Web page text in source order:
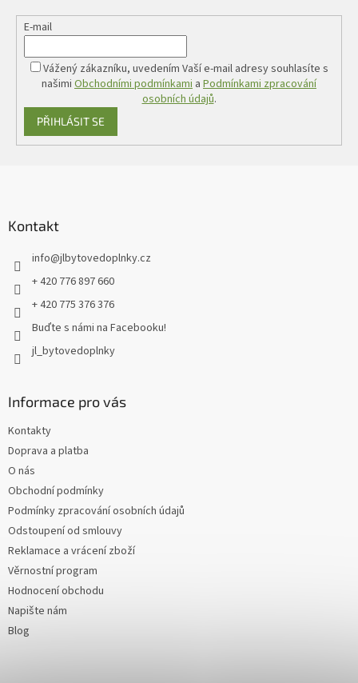
E-mail
Vážený zákazníku, uvedením Vaší e-mail adresy souhlasíte s
našimi Obchodními podmínkami a Podmínkami zpracování
osobních údajů.
PŘIHLÁSIT SE
Kontakt
info@jlbytovedoplnky.cz
+ 420 776 897 660
+ 420 775 376 376
Buďte s námi na Facebooku!
jl_bytovedoplnky
Informace pro vás
Kontakty
Doprava a platba
O nás
Obchodní podmínky
Podmínky zpracování osobních údajů
Odstoupení od smlouvy
Reklamace a vrácení zboží
Věrnostní program
Hodnocení obchodu
Napište nám
Blog